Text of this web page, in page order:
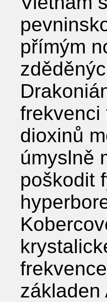
přímým
frekvenci
dioxinů
úmyslně
poškodit
základen